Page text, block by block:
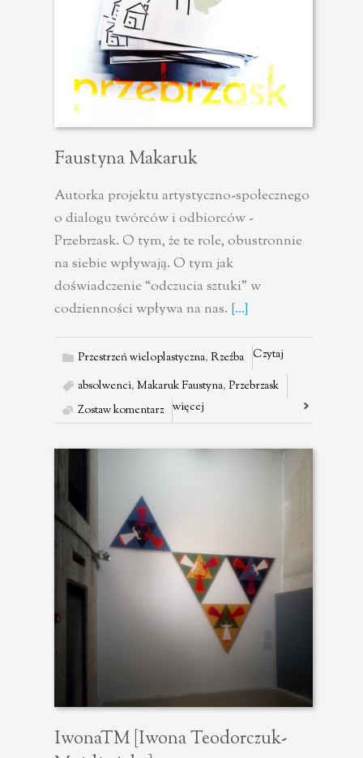
Faustyna Makaruk
Autorka projektu artystyczno-społecznego
o dialogu twórców i odbiorców -
Przebrzask. O tym, że te role, obustronnie
na siebie wpływają. O tym jak
doświadczenie “odczucia sztuki” w
codzienności wpływa na nas. [...]
Przestrzeń wieloplastyczna, Rzeźba
absolwenci, Makaruk Faustyna, Przebrzask
Zostaw komentarz
Czytaj
więcej
IwonaTM [Iwona Teodorczuk-